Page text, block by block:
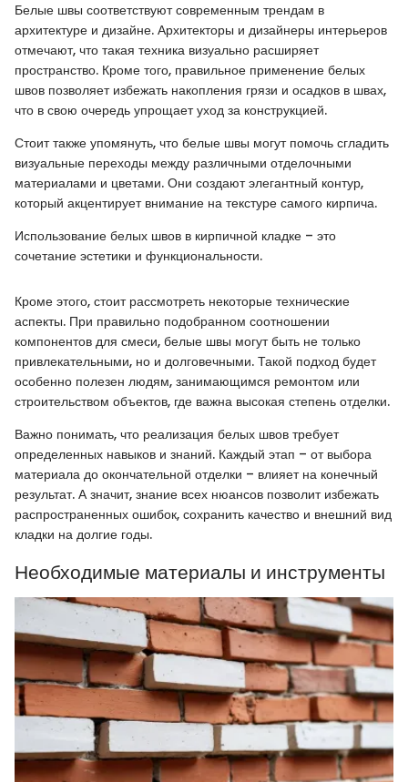
Белые швы соответствуют современным трендам в
архитектуре и дизайне. Архитекторы и дизайнеры интерьеров
отмечают, что такая техника визуально расширяет
пространство. Кроме того, правильное применение белых
швов позволяет избежать накопления грязи и осадков в швах,
что в свою очередь упрощает уход за конструкцией.
Стоит также упомянуть, что белые швы могут помочь сгладить
визуальные переходы между различными отделочными
материалами и цветами. Они создают элегантный контур,
который акцентирует внимание на текстуре самого кирпича.
Использование белых швов в кирпичной кладке – это
сочетание эстетики и функциональности.
Кроме этого, стоит рассмотреть некоторые технические
аспекты. При правильно подобранном соотношении
компонентов для смеси, белые швы могут быть не только
привлекательными, но и долговечными. Такой подход будет
особенно полезен людям, занимающимся ремонтом или
строительством объектов, где важна высокая степень отделки.
Важно понимать, что реализация белых швов требует
определенных навыков и знаний. Каждый этап – от выбора
материала до окончательной отделки – влияет на конечный
результат. А значит, знание всех нюансов позволит избежать
распространенных ошибок, сохранить качество и внешний вид
кладки на долгие годы.
Необходимые материалы и инструменты